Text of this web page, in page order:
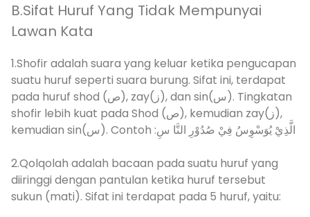
B.Sifat Huruf Yang Tidak Mempunyai
Lawan Kata
1.Shofir adalah suara yang keluar ketika pengucapan
suatu huruf seperti suara burung. Sifat ini, terdapat
pada huruf shod (ص), zay(ز), dan sin(س). Tingkatan
shofir lebih kuat pada Shod (ص), kemudian zay(ز),
2.Qolqolah adalah bacaan pada suatu huruf yang
diiringgi dengan pantulan ketika huruf tersebut
sukun (mati). Sifat ini terdapat pada 5 huruf, yaitu: